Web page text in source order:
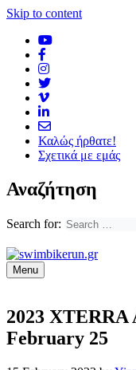
Skip to content
Καλώς ήρθατε!
Σχετικά με εμάς
Αναζήτηση
Search for:
Menu
2023 XTERRA
February 25